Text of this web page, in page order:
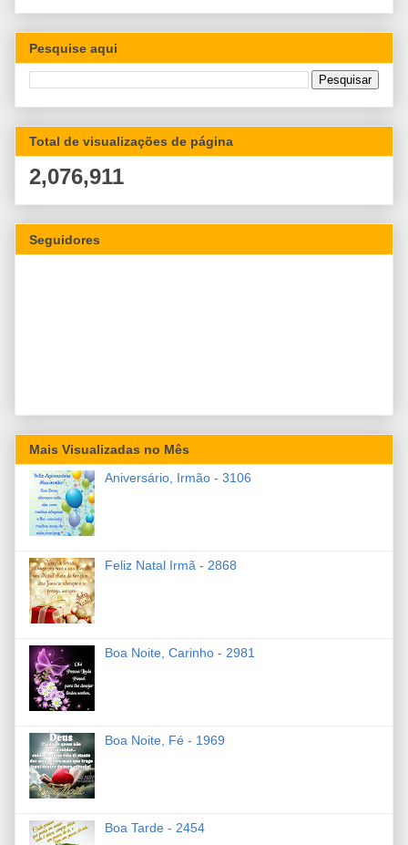
Pesquise aqui
Total de visualizações de página
2,076,911
Seguidores
Mais Visualizadas no Mês
Aniversário, Irmão - 3106
Feliz Natal Irmã - 2868
Boa Noite, Carinho - 2981
Boa Noite, Fé - 1969
Boa Tarde - 2454